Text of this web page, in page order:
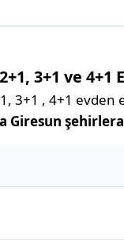
3+1 ve
3+1 , 4+1
Giresun